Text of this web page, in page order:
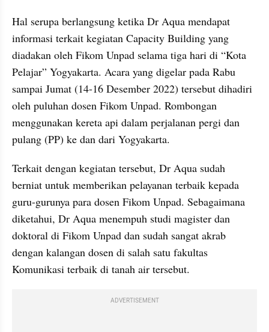
Hal serupa berlangsung ketika Dr Aqua mendapat
informasi terkait kegiatan Capacity Building yang
diadakan oleh Fikom Unpad selama tiga hari di “Kota
Pelajar” Yogyakarta. Acara yang digelar pada Rabu
sampai Jumat (14-16 Desember 2022) tersebut dihadiri
oleh puluhan dosen Fikom Unpad. Rombongan
menggunakan kereta api dalam perjalanan pergi dan
pulang (PP) ke dan dari Yogyakarta.
Terkait dengan kegiatan tersebut, Dr Aqua sudah
berniat untuk memberikan pelayanan terbaik kepada
guru-gurunya para dosen Fikom Unpad. Sebagaimana
diketahui, Dr Aqua menempuh studi magister dan
doktoral di Fikom Unpad dan sudah sangat akrab
dengan kalangan dosen di salah satu fakultas
Komunikasi terbaik di tanah air tersebut.
ADVERTISEMENT